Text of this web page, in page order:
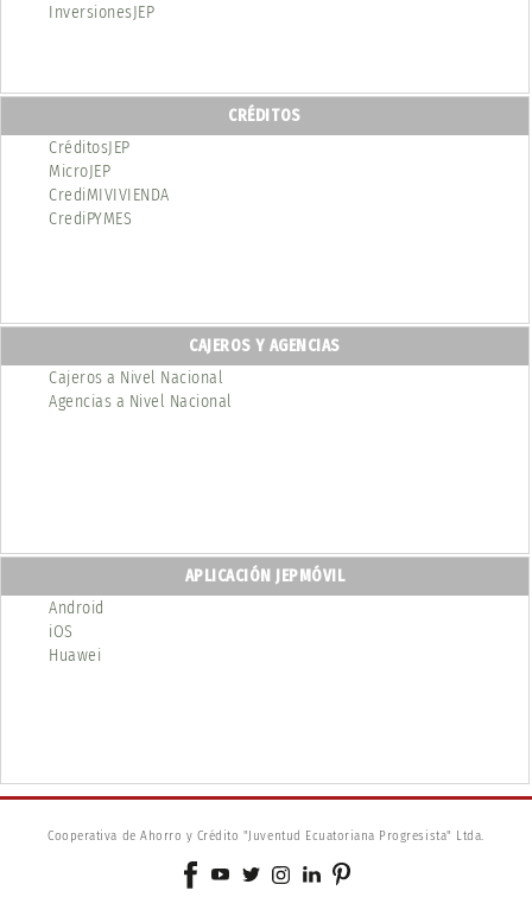
InversionesJEP
CRÉDITOS
CréditosJEP
MicroJEP
CrediMIVIVIENDA
CrediPYMES
CAJEROS Y AGENCIAS
Cajeros a Nivel Nacional
Agencias a Nivel Nacional
APLICACIÓN JEPMÓVIL
Android
iOS
Huawei
Cooperativa de Ahorro y Crédito "Juventud Ecuatoriana Progresista" Ltda.